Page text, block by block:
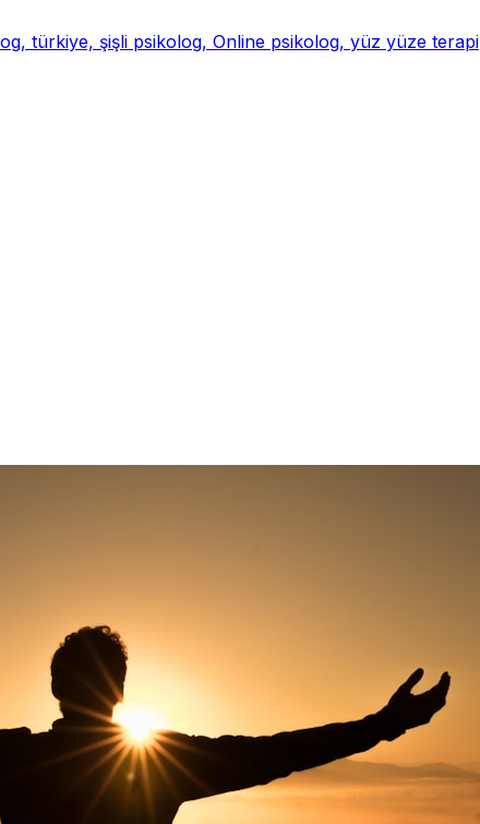
türkiye, şişli psikolog, Online psikolog, yüz yüze terapi